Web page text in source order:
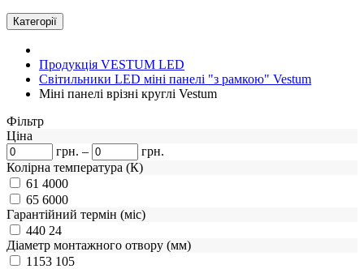
Категорії
Продукція VESTUM LED
Світильники LED міні панелі "з рамкою" Vestum
Міні панелі врізні круглі Vestum
Фiльтр
Ціна
грн. –
грн.
Колірна температура (К)
61 4000
65 6000
Гарантійний термін (міс)
440 24
Діаметр монтажного отвору (мм)
1153 105